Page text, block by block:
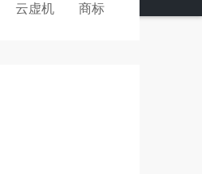
云虚机 商标